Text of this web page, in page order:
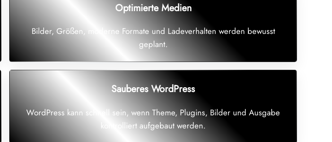
Optimierte Medien
Bilder, Größen, moderne Formate und Ladeverhalten werden bewusst
geplant.
Sauberes WordPress
WordPress kann schnell sein, wenn Theme, Plugins, Bilder und Ausgabe
kontrolliert aufgebaut werden.